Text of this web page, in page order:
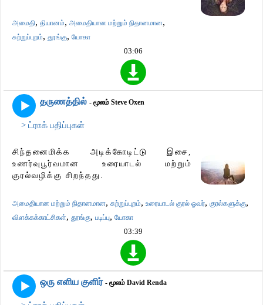
அமைதி, தியானம், அமைதியான மற்றும் நிதானமான,
சுற்றுப்புறம், தூங்கு, யோகா
03:06
தருணத்தில் - மூலம் Steve Oxen
> ட்ராக் பதிப்புகள்
சிந்தனைமிக்க அடிக்கோடிட்டு இசை,
உணர்வுபூர்வமான உரையாடல் மற்றும்
குரல்வழிக்கு சிறந்தது.
அமைதியான மற்றும் நிதானமான, சுற்றுப்புறம், உரையாடல் குரல் ஓவர், குரல்களுக்கு,
விளக்கக்காட்சிகள், தூங்கு, படிப்பு, யோகா
03:39
ஒரு எளிய குளிர் - மூலம் David Renda